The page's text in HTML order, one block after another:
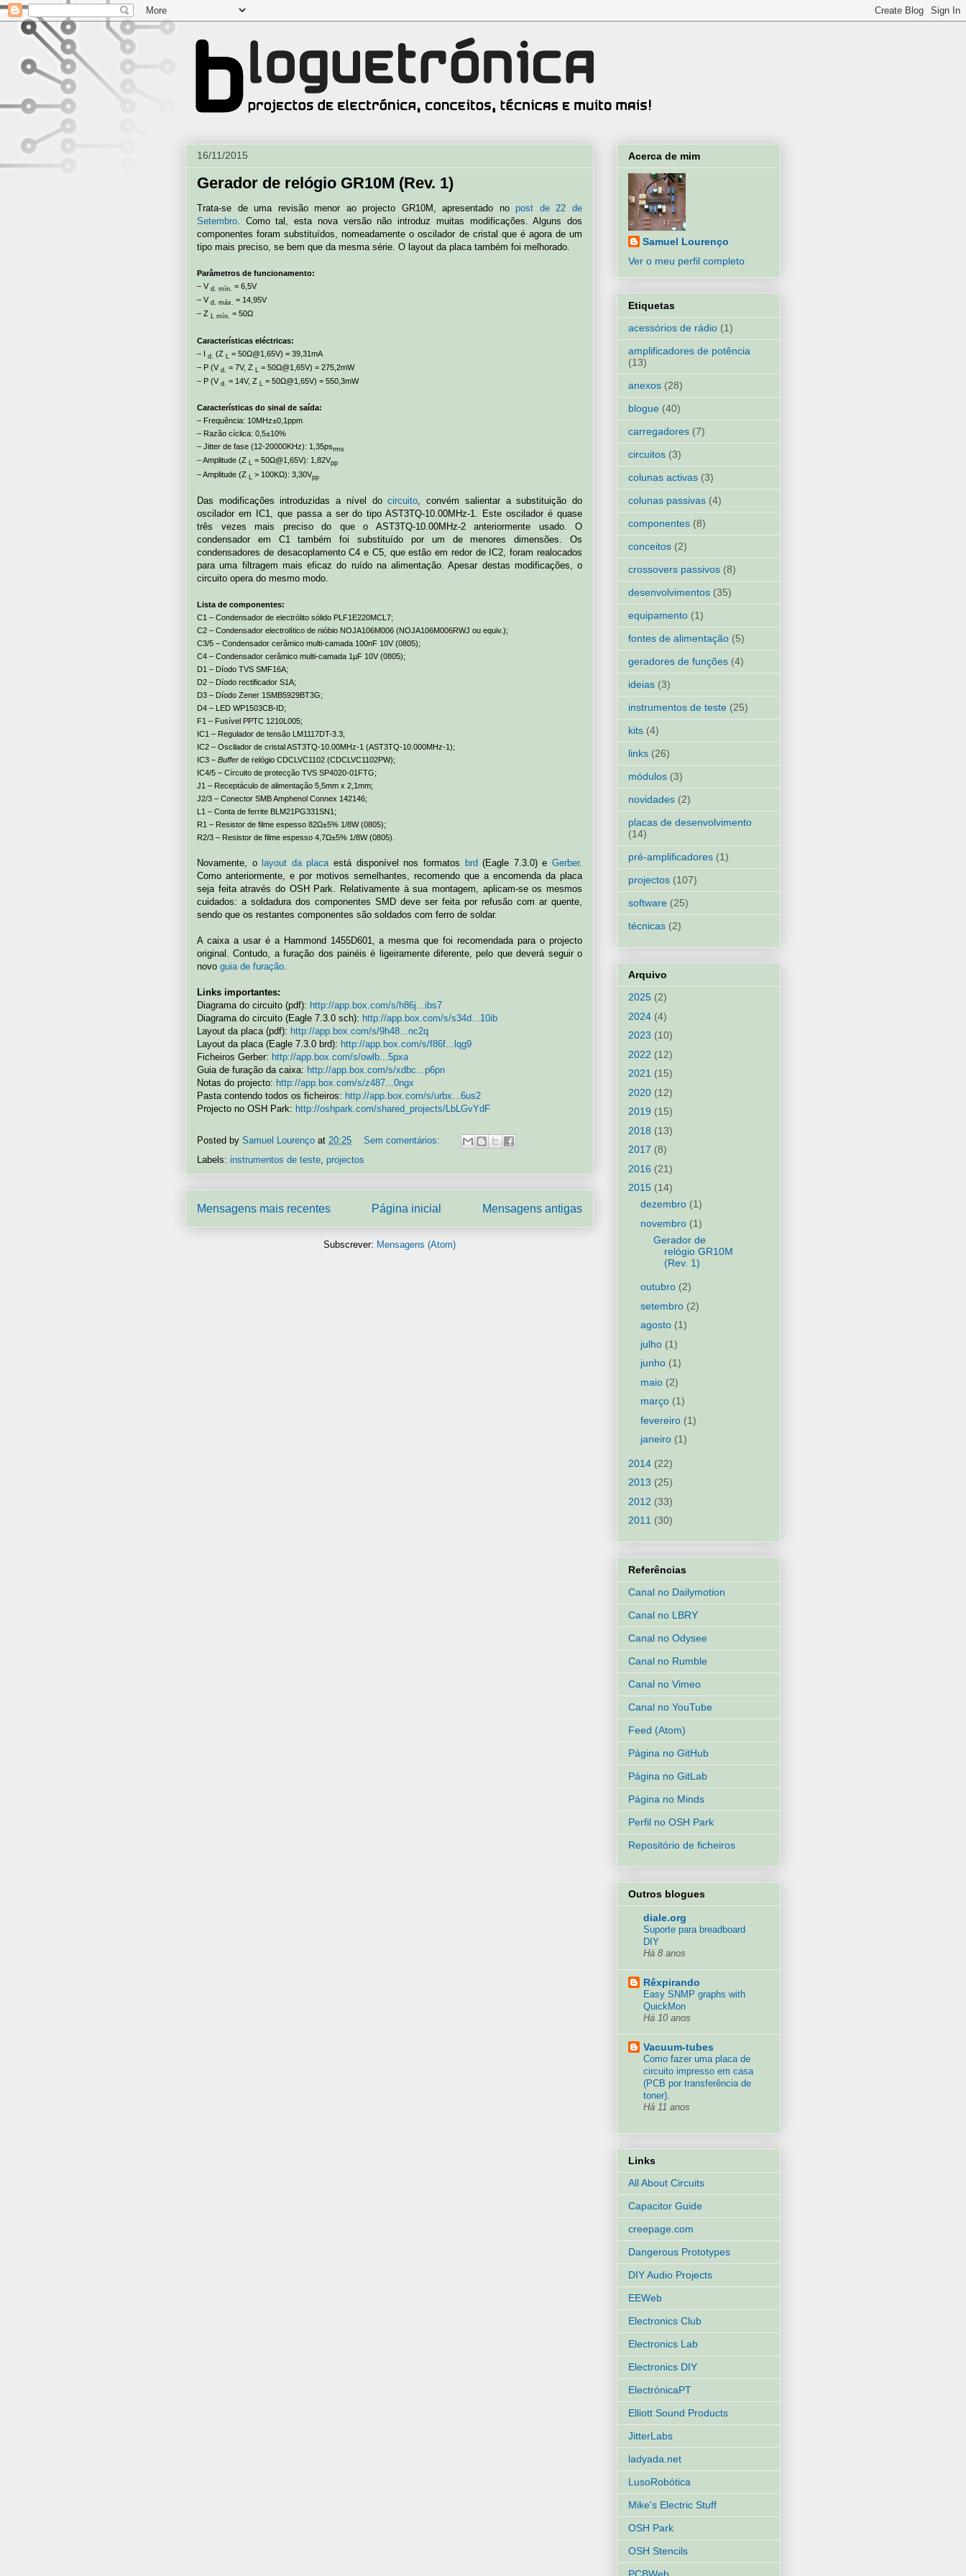
16/11/2015
Gerador de relógio GR10M (Rev. 1)
Trata-se de uma revisão menor ao projecto GR10M, apresentado nopost de 22 de
Setembro. Como tal, esta nova versão não introduz muitas modificações. Alguns dos
componentes foram substituídos, nomeadamente o oscilador de cristal que é agora de um
tipo mais preciso, se bem que da mesma série. O layout da placa também foi melhorado.
Parâmetros de funcionamento:
– V d. mín. = 6,5V
– V d. máx. = 14,95V
– Z L mín. = 50Ω
Características eléctricas:
– I d. (Z
= 50Ω@1,65V) = 39,31mA
– P (V d. = 7V, Z L = 50Ω@1,65V) = 275,2mW
– P (V d. = 14V, Z L = 50Ω@1,65V) = 550,3mW
Características do sinal de saída:
– Frequência: 10MHz±0,1ppm
– Razão cíclica: 0,5±10%
– Jitter de fase (12-20000KHz): 1,35psrms
– Amplitude (Z L = 50Ω@1,65V): 1,82Vpp
– Amplitude (Z > 100KΩ): 3,30Vpp
Das modificações introduzidas a nível docircuito , convém salientar a substituição do
oscilador em IC1, que passa a ser do tipo AST3TQ-10.00MHz-1. Este oscilador é quase
três vezes mais preciso do que o AST3TQ-10.00MHz-2 anteriormente usado. O
condensador em C1 também foi substituído por um de menores dimensões. Os
condensadores de desacoplamento C4 e C5, que estão em redor de IC2, foram realocados
para uma filtragem mais eficaz do ruído na alimentação. Apesar destas modificações, o
circuito opera do mesmo modo.
Lista de componentes:
C1 – Condensador de electrólito sólido PLF1E220MCL7;
C2 – Condensador electrolítico de nióbio NOJA106M006 (NOJA106M006RWJ ou equiv.);
C3/5 – Condensador cerâmico multi-camada 100nF 10V (0805);
C4 – Condensador cerâmico multi-camada 1µF 10V (0805);
D1 – Díodo TVS SMF16A;
D2 – Díodo rectificador S1A;
D3 – Díodo Zener 1SMB5929BT3G;
D4 – LED WP1503CB-ID;
F1 – Fusível PPTC 1210L005;
IC1 – Regulador de tensão LM1117DT-3.3;
IC2 – Oscilador de cristal AST3TQ-10.00MHz-1 (AST3TQ-10.000MHz-1);
IC3 – Buffer de relógio CDCLVC1102 (CDCLVC1102PW);
IC4/5 – Círcuito de protecção TVS SP4020-01FTG;
J1 – Receptáculo de alimentação 5,5mm x 2,1mm;
J2/3 – Conector SMB Amphenol Connex 142146;
L1 – Conta de ferrite BLM21PG331SN1;
R1 – Resistor de filme espesso 82Ω±5% 1/8W (0805);
R2/3 – Resistor de filme espesso 4,7Ω±5% 1/8W (0805).
Novamente, o layout da placa está disponível nos formatos brd (Eagle 7.3.0) eGerber.
Como anteriormente, e por motivos semelhantes, recomendo que a encomenda da placa
seja feita através do OSH Park. Relativamente à sua montagem, aplicam-se os mesmos
cuidados: a soldadura dos componentes SMD deve ser feita por refusão com ar quente,
sendo que os restantes componentes são soldados com ferro de soldar.
A caixa a usar é a Hammond 1455D601, a mesma que foi recomendada para o projecto
original. Contudo, a furação dos painéis é ligeiramente diferente, pelo que deverá seguir o
novo guia de furação
Links importantes:
Diagrama do circuito (pdf): http://app.box.com/s/h86j...ibs7
Diagrama do circuito (Eagle 7.3.0 sch): http://app.box.com/s/s34d...10ib
Layout da placa (pdf): http://app.box.com/s/9h48...nc2q
Layout da placa (Eagle 7.3.0 brd): http://app.box.com/s/f86f...lqg9
Ficheiros Gerber: http://app.box.com/s/owlb...5pxa
Guia de furação da caixa: http://app.box.com/s/xdbc...p6pn
Notas do projecto: http://app.box.com/s/z487...0ngx
Pasta contendo todos os ficheiros: http://app.box.com/s/urbx...6us2
Projecto no OSH Park: http://oshpark.com/shared_projects/LbLGvYdF
Posted by Samuel Lourenço at 20:25
Sem comentários:
Labels: instrumentos de teste projectos
Mensagens mais recentes Mensagens antigas
Página inicial
Subscrever: Mensagens (Atom)
Acerca de mim
Samuel Lourenço
Ver o meu perfil completo
Etiquetas
acessórios de rádio (1)
amplificadores de potência
(13)
anexos (28)
blogue (40)
carregadores (7)
circuitos (3)
colunas activas (3)
colunas passivas (4)
componentes (8)
conceitos (2)
crossovers passivos (8)
desenvolvimentos (35)
equipamento (1)
fontes de alimentação (5)
geradores de funções (4)
ideias (3)
instrumentos de teste (25)
kits (4)
links (26)
módulos (3)
novidades (2)
placas de desenvolvimento
(14)
pré-amplificadores (1)
projectos (107)
software (25)
técnicas (2)
Arquivo
2025 (2)
2024 (4)
2023 (10)
2022 (12)
2021 (15)
2020 (12)
2019 (15)
2018 (13)
2017 (8)
2016 (21)
2015 (14)
dezembro (1)
novembro (1)
Gerador de
relógio GR10M
(Rev. 1)
outubro (2)
setembro (2)
agosto (1)
julho (1)
junho (1)
maio (2)
março (1)
fevereiro (1)
janeiro (1)
2014 (22)
2013 (25)
2012 (33)
2011 (30)
Referências
Canal no Dailymotion
Canal no LBRY
Canal no Odysee
Canal no Rumble
Canal no Vimeo
Canal no YouTube
Feed (Atom)
Página no GitHub
Página no GitLab
Página no Minds
Perfil no OSH Park
Repositório de ficheiros
Outros blogues
diale.org
Suporte para breadboard
DIY
Há 8 anos
Rêxpirando
Easy SNMP graphs with
QuickMon
Há 10 anos
Vacuum-tubes
Como fazer uma placa de
circuito impresso em casa
(PCB por transferência de
toner).
Há 11 anos
Links
All About Circuits
Capacitor Guide
creepage.com
Dangerous Prototypes
DIY Audio Projects
EEWeb
Electronics Club
Electronics Lab
Electronics DIY
ElectrónicaPT
Elliott Sound Products
JitterLabs
ladyada.net
LusoRobótica
Mike's Electric Stuff
OSH Park
OSH Stencils